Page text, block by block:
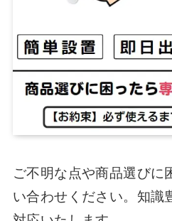
ご不明な点や商品選びに
い合わせください。知識